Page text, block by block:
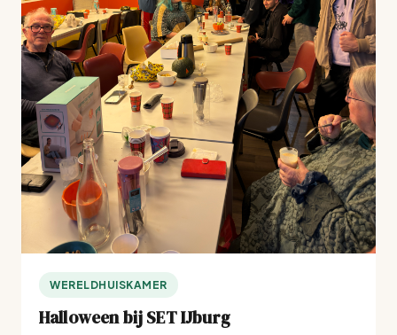
WERELDHUISKAMER
Halloween bij SET IJburg